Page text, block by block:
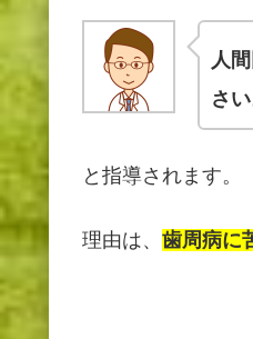
人
さい
と指導されます。
理由は、 歯周病に